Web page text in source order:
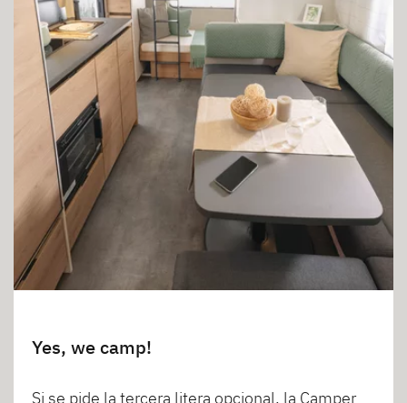
Yes, we camp!
Si se pide la tercera litera opcional, la Camper